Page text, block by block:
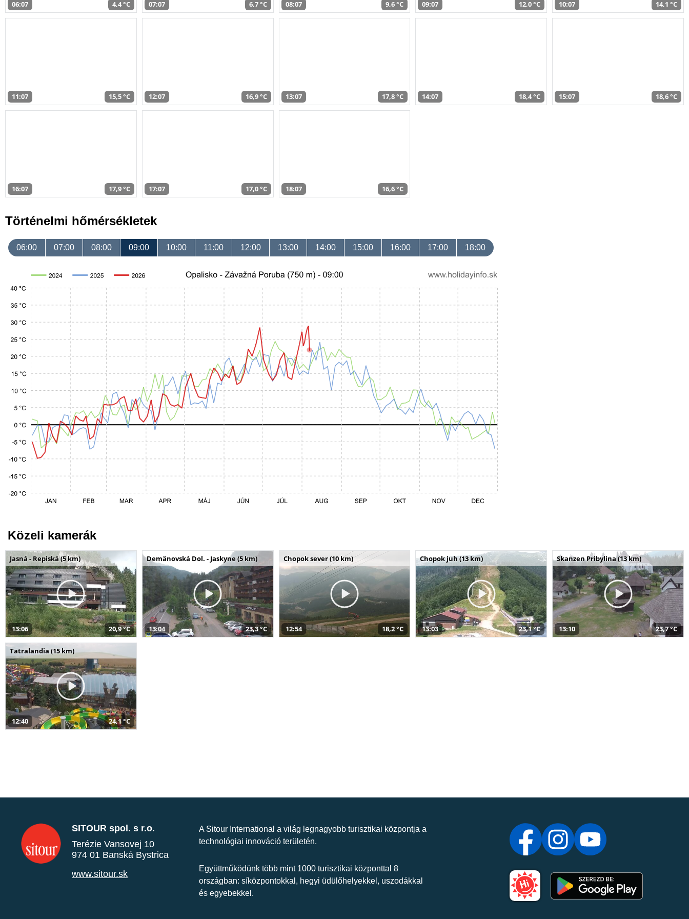
06:07 4,4 °C 07:07 6,7 °C 08:07 9,6 °C 09:07 12,0 °C 10:07 14,1 °C
11:07 15,5 °C 12:07 16,9 °C 13:07 17,8 °C 14:07 18,4 °C 15:07 18,6 °C
16:07 17,9 °C 17:07 17,0 °C 18:07 16,6 °C
Történelmi hőmérsékletek
06:00 07:00 08:00 09:00 10:00 11:00 12:00 13:00 14:00 15:00 16:00 17:00 18:00
Közeli kamerák
Jasná - Repiská (5 km)
13:06 20,9 °C
Demänovská Dol. - Jaskyne (5 km)
13:04 23,3 °C
Chopok sever (10 km)
12:54 18,2 °C
Chopok juh (13 km)
13:03 23,1 °C
Skanzen Pribylina (13 km)
13:10 23,7 °C
Tatralandia (15 km)
12:40 24,1 °C
SITOUR spol. s r.o.
Terézie Vansovej 10
974 01 Banská Bystrica
www.sitour.sk
A Sitour International a világ legnagyobb turisztikai központja a
technológiai innováció területén.
Együttműködünk több mint 1000 turisztikai központtal 8
országban: síközpontokkal, hegyi üdülőhelyekkel, uszodákkal
és egyebekkel.